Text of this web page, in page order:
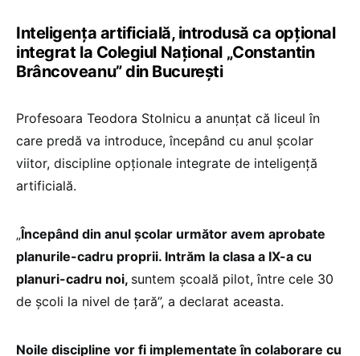
Inteligența artificială, introdusă ca opțional
integrat la Colegiul Național „Constantin
Brâncoveanu” din București
Profesoara Teodora Stolnicu a anunțat că liceul în
care predă va introduce, începând cu anul școlar
viitor, discipline opționale integrate de inteligență
artificială.
„Începând din anul școlar următor avem aprobate
planurile-cadru proprii. Intrăm la clasa a IX-a cu
planuri-cadru noi, suntem școală pilot, între cele 30
de școli la nivel de țară”, a declarat aceasta.
Noile discipline vor fi implementate în colaborare cu